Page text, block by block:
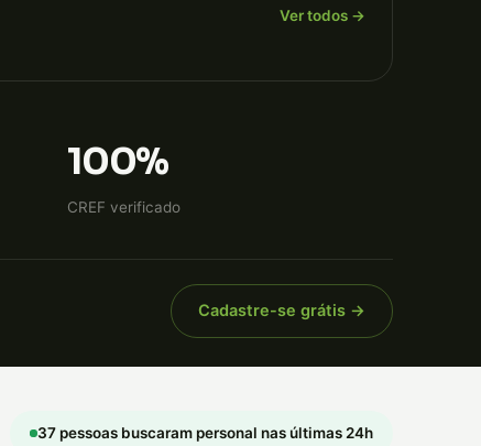
Ver todos →
100%
CREF verificado
Cadastre-se grátis →
37 pessoas buscaram personal nas últimas 24h